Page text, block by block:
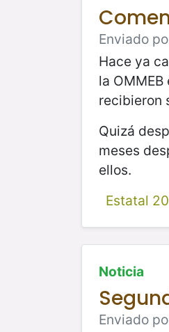
Enviado
Hace ya
la
recibieron
Quizá
meses
ellos.
Estatal
Noticia
Enviado